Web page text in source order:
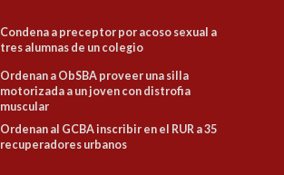
Condena a preceptor por acoso sexual a
tres alumnas de un colegio
Ordenan a ObSBA proveer una silla
motorizada a un joven con distrofia
muscular
Ordenan al GCBA inscribir en el RUR a 35
recuperadores urbanos